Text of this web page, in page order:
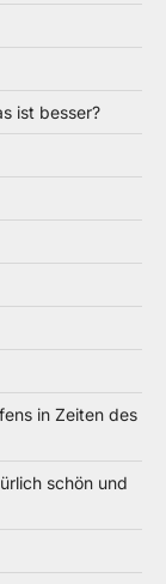
ist besser?
in Zeiten des
schön und